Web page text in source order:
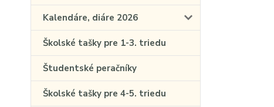
Kalendáre, diáre 2026
Školské tašky pre 1-3. triedu
Študentské peračníky
Školské tašky pre 4-5. triedu